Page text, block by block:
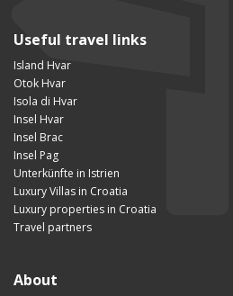
Useful travel links
Island Hvar
Otok Hvar
Isola di Hvar
Insel Hvar
Insel Brac
Insel Pag
Unterkünfte in Istrien
Luxury Villas in Croatia
Luxury properties in Croatia
Travel partners
About